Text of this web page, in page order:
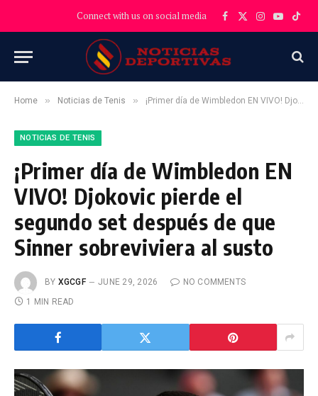
Connect with us on social media Facebook
X
Instagram
YouTube
Home » Noticias de Tenis » ¡Primer día de Wimbledon EN VIVO! Djokovic pierde el segundo set después de que Sinner sobreviviera al susto
NOTICIAS DE TENIS
¡Primer día de Wimbledon EN
VIVO! Djokovic pierde el
segundo set después de que
Sinner sobreviviera al susto
BY XGCGF JUNE 29, 2026
NO COMMENTS
1 MIN READ